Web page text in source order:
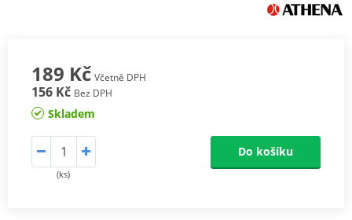
189 Kč Včetně DPH
156 Kč Bez DPH
Skladem
(ks)
Do košíku